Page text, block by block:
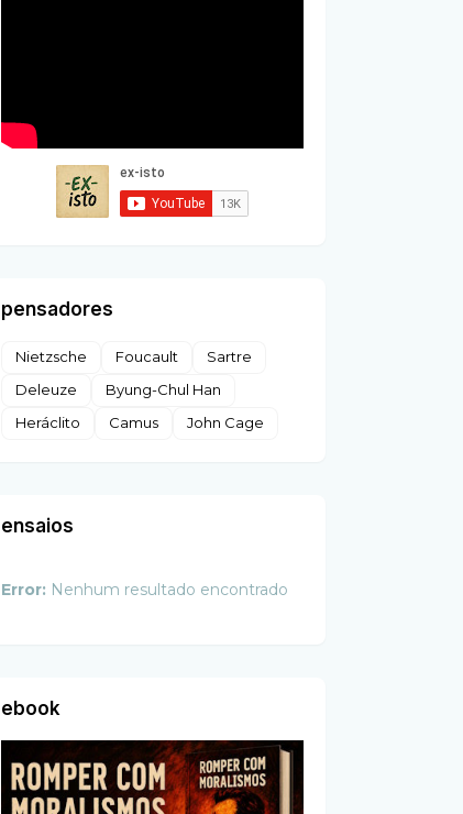
pensadores
Nietzsche Foucault
Sartre
Deleuze
Byung-Chul Han
Heráclito
Camus John Cage
ensaios
Error: Nenhum resultado encontrado
ebook